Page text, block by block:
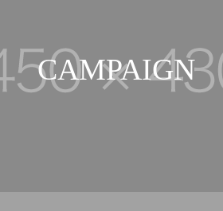
CAMPAIGN